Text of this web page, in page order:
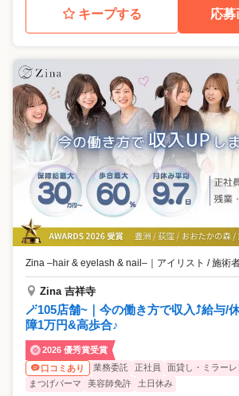
キープする 応募
Zina –hair & eyelash & nail– ｜ アイリスト / 施術
Zina 吉祥寺
🪄105店舗~｜今の働き方で収入⤴️給与/
障1万円&高歩合♪
2026 優秀賞受賞
口コミあり
業務委託 正社員
面貸し・ミラー
まつげパーマ
美容師免許 土日休み